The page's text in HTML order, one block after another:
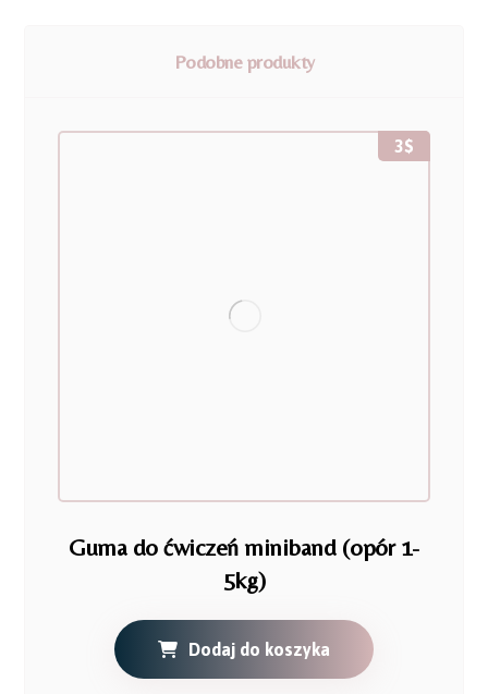
Podobne produkty
Guma do ćwiczeń miniband (opór 1-
5kg)
3$
Dodaj do koszyka